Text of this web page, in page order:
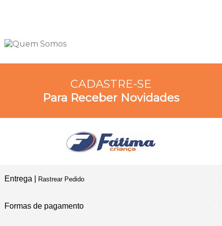
CADASTRE-SE
Para Receber Novidades
Entrega | Rastrear Pedido
Formas de pagamento